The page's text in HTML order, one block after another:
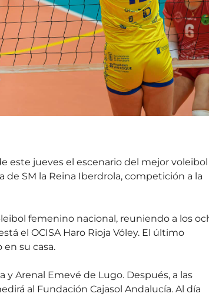
este jueves el escenario del mejor voleibol
SM la Reina Iberdrola, competición a la
femenino nacional, reuniendo a los
el OCISA Haro Rioja Vóley. El último
su casa.
y Arenal Emevé de Lugo. Después, a las
al Fundación Cajasol Andalucía. Al día